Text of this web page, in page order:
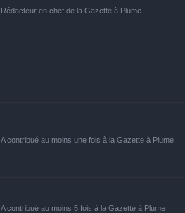
Rédacteur en chef de la Gazette à Plume
A contribué au moins une fois à la Gazette à Plume
A contribué au moins 5 fois à la Gazette à Plume